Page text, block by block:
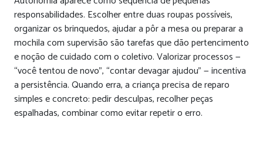
responsabilidades. Escolher entre duas roupas possíveis,
organizar os brinquedos, ajudar a pôr a mesa ou preparar a
mochila com supervisão são tarefas que dão pertencimento
e noção de cuidado com o coletivo. Valorizar processos —
“você tentou de novo”, “contar devagar ajudou” — incentiva
a persistência. Quando erra, a criança precisa de reparo
simples e concreto: pedir desculpas, recolher peças
espalhadas, combinar como evitar repetir o erro.